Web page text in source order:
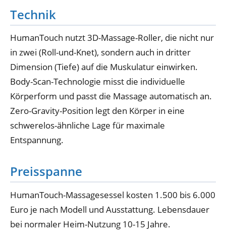
Technik
HumanTouch nutzt 3D-Massage-Roller, die nicht nur
in zwei (Roll-und-Knet), sondern auch in dritter
Dimension (Tiefe) auf die Muskulatur einwirken.
Body-Scan-Technologie misst die individuelle
Körperform und passt die Massage automatisch an.
Zero-Gravity-Position legt den Körper in eine
schwerelos-ähnliche Lage für maximale
Entspannung.
Preisspanne
HumanTouch-Massagesessel kosten 1.500 bis 6.000
Euro je nach Modell und Ausstattung. Lebensdauer
bei normaler Heim-Nutzung 10-15 Jahre.